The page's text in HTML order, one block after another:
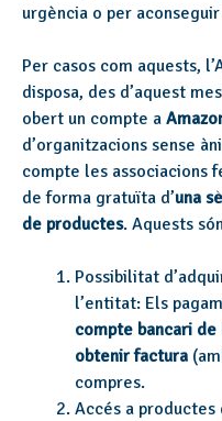
urgència o per
Per casos com aquests,
disposa, des d’aquest
obert un compte a
d’organitzacions sense
compte les associacions
de forma gratuïta d’una
de productes. Aquests
Possibilitat
l’entitat: Els
compte bancari de
obtenir factura
compres.
Accés a productes